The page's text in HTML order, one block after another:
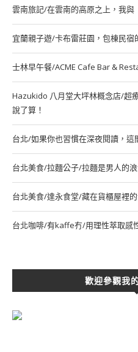
雲南旅記/在雲南的高原之上，我與
宜蘭親子遊/卡布雷莊園，包棟民宿
士林早午餐/ACME Cafe Bar &
Hazukido 八月堂大坪林概念店/超
說了算！
台北/如果你也習慣在深夜閱讀，這
台北美食/拉麵公子/拉麵是男人的
台北美食/達永食堂/藏在貨櫃屋裡
台北咖啡/有kaffe冇/用理性萃取感
歡迎參觀我